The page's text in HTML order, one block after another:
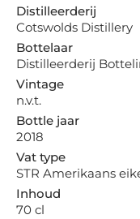
Distilleerderij
Cotswolds Distillery
Bottelaar
Distilleerderij
Vintage
n.v.t.
Bottle jaar
2018
Vat type
STR Amerikaans
Inhoud
70 cl